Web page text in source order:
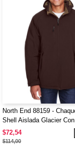
North End 88159 -
Shell Aislada Glacier
Desmontable
$72,54
$114,00